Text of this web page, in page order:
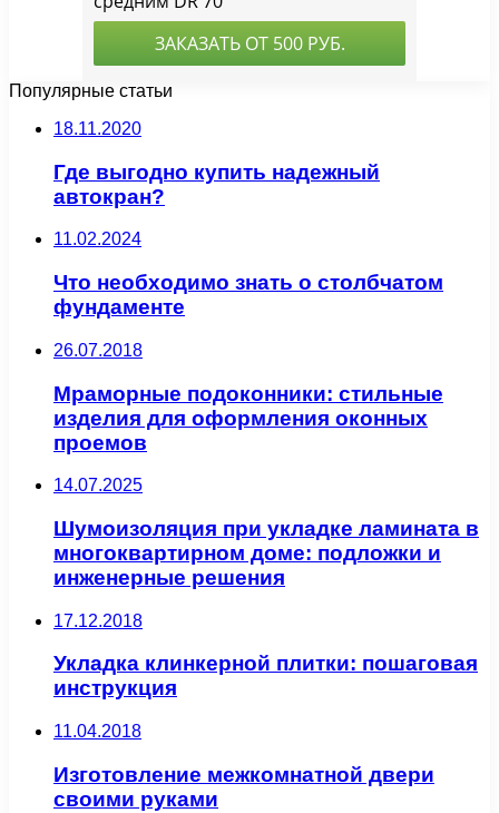
Популярные статьи
18.11.2020
Где выгодно купить надежный
автокран?
11.02.2024
Что необходимо знать о столбчатом
фундаменте
26.07.2018
Мраморные подоконники: стильные
изделия для оформления оконных
проемов
14.07.2025
Шумоизоляция при укладке ламината в
многоквартирном доме: подложки и
инженерные решения
17.12.2018
Укладка клинкерной плитки: пошаговая
инструкция
11.04.2018
Изготовление межкомнатной двери
своими руками